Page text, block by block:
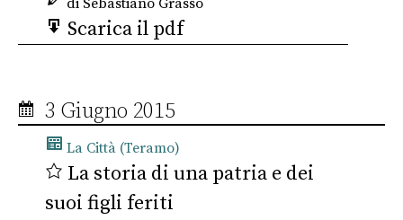
Scarica il pdf
3 Giugno 2015
La Città (Teramo)
La storia di una patria e dei
suoi figli feriti